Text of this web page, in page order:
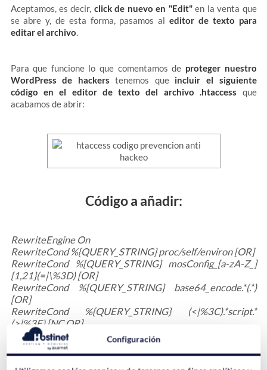
Aceptamos, es decir, click de nuevo en "Edit"en la venta que
se abre y, de esta forma, pasamos aleditor de texto para
editar el archivo.
Para que funcione lo que comentamos de proteger nuestro
WordPress de hackers tenemos queincluir el siguiente
código en el editor de texto del archivo .htaccess que
acabamos de abrir:
Código a añadir:
RewriteEngine On
RewriteCond %{QUERY_STRING} proc/self/environ [OR]
RewriteCond %{QUERY_STRING} mosConfig_[a-zA-Z_]
{1,21}(=|\%3D) [OR]
RewriteCond %{QUERY_STRING} base64_encode.*(.*)
[OR]
RewriteCond %{QUERY_STRING} (<|%3C).*script.*
(>|%3E) [NC,OR]
RewriteCond %{QUERY_STRING} GLOBALS(=|[|\%[0-
9A-Z]{0,2}) [OR]
RewriteCond %{QUERY_STRING} _REQUEST(=|[|\%[0-
Configuración